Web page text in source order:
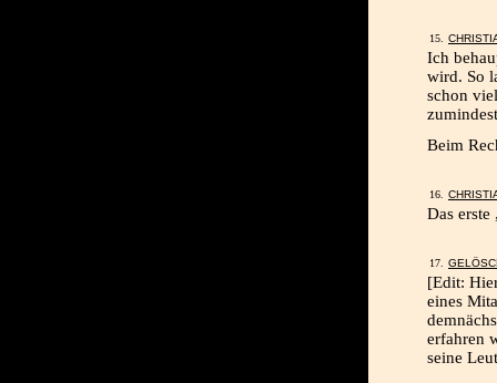
Ich
wird. So
schon
Beim
Das erste
[Edit:
eines
erfahren
seine